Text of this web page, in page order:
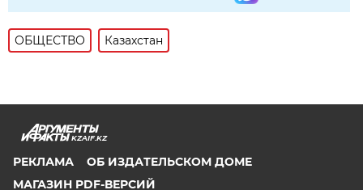
ОБЩЕСТВО Казахстан
KZAIF.KZ
РЕКЛАМА
ОБ ИЗДАТЕЛЬСКОМ ДОМЕ
МАГАЗИН PDF-ВЕРСИЙ